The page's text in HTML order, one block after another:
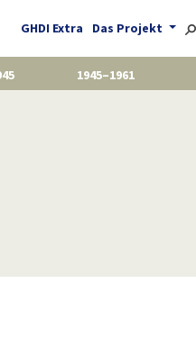
GHDI Extra Das Projekt
1945–1961